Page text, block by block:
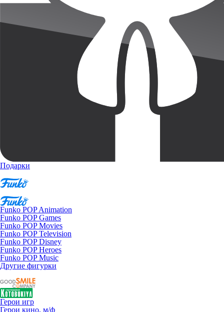
Подарки
Funko POP Animation
Funko POP Games
Funko POP Movies
Funko POP Television
Funko POP Disney
Funko POP Heroes
Funko POP Music
Другие фигурки
Герои игр
Герои кино, м/ф